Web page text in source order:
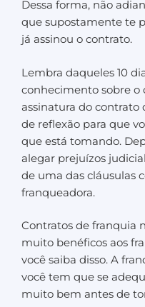
Dessa forma, não
que supostamente te
já assinou o contrato.
Lembra daqueles 10
conhecimento sobre o
assinatura do contrato
de reflexão para que
que está tomando.
alegar prejuízos
de uma das cláusulas
franqueadora.
Contratos de franquia
muito benéficos aos
você saiba disso. A
você tem que se
muito bem antes de